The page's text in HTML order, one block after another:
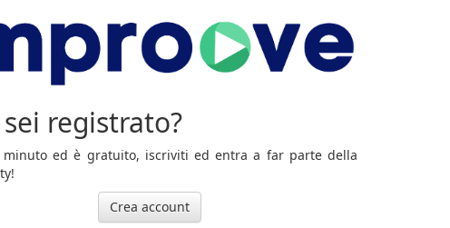
registrato?
minuto ed è gratuito, iscriviti ed entra a far parte della
Crea account